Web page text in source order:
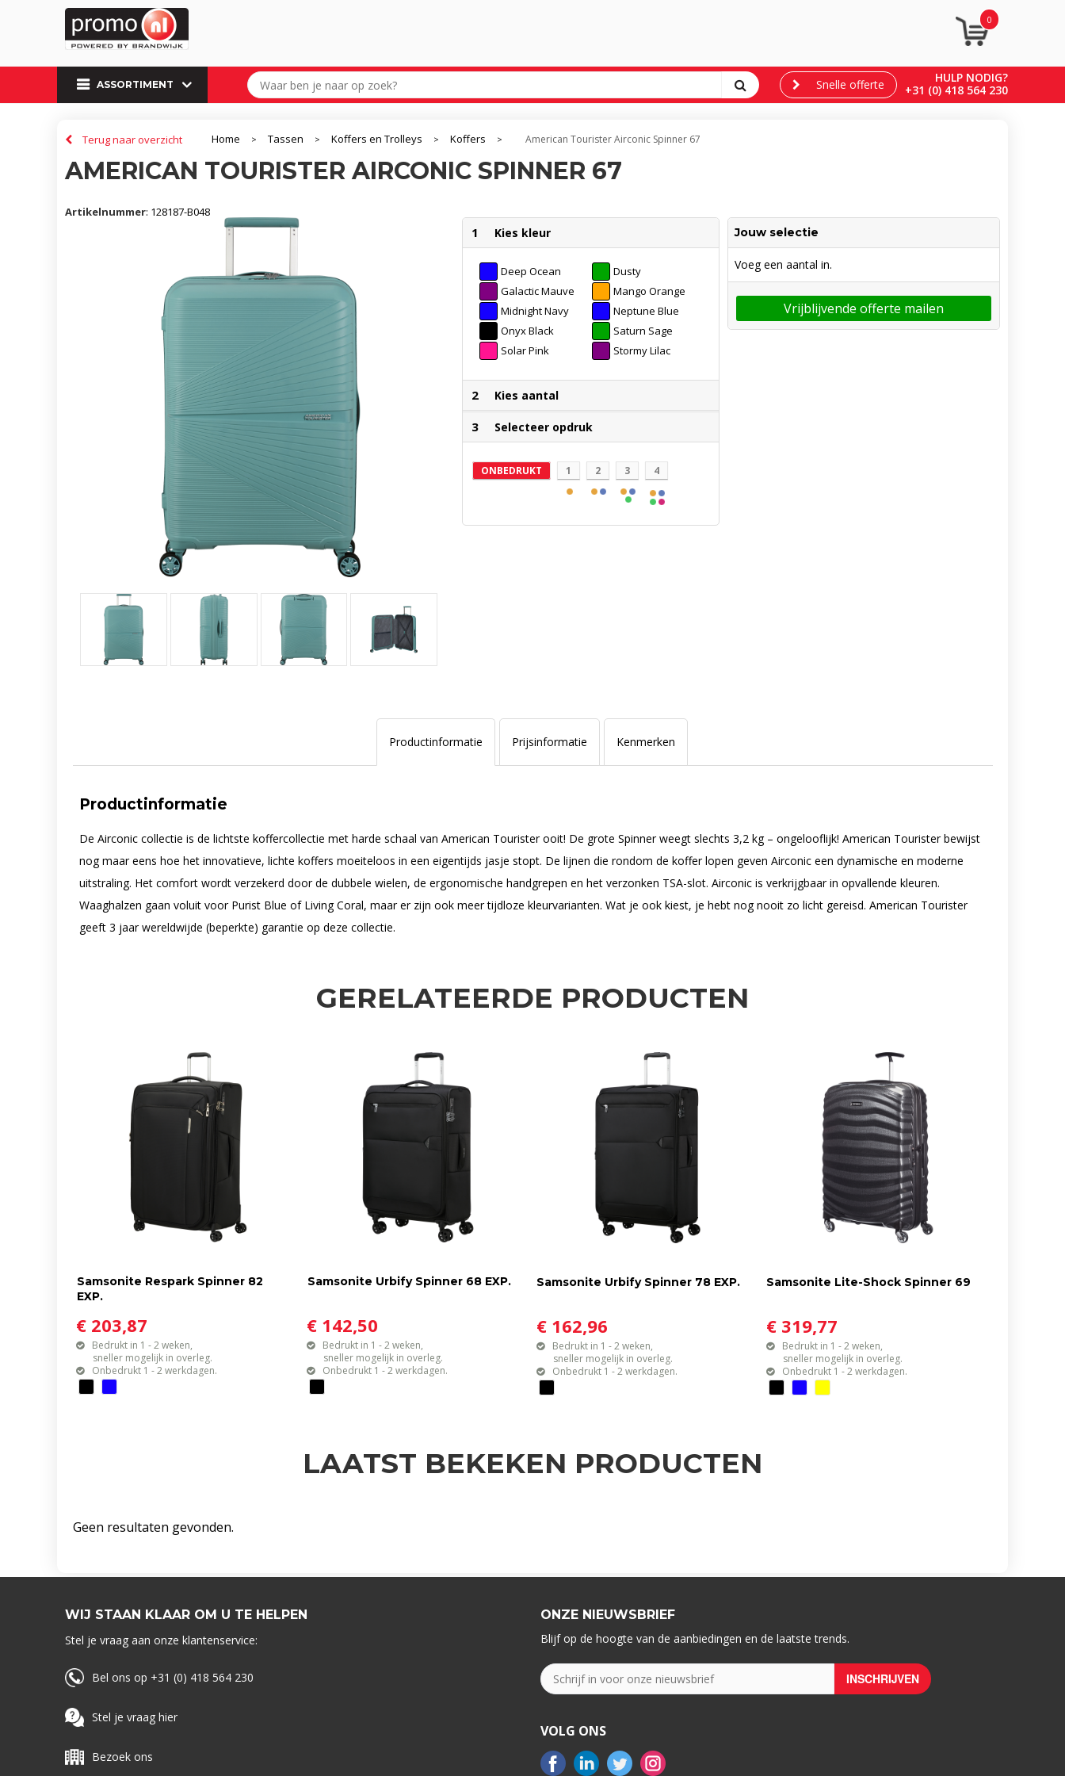
0
ASSORTIMENT
HULP NODIG?
+31 (0) 418 564 230
Snelle offerte
Terug naar overzicht Home > Tassen > Koffers en Trolleys > Koffers > American Tourister Airconic Spinner 67
AMERICAN TOURISTER AIRCONIC SPINNER 67
Artikelnummer: 128187-B048
1 Kies kleur
Deep Ocean
Dusty
Turquoise
Galactic Mauve
Mango Orange
Midnight Navy
Neptune Blue
Onyx Black
Saturn Sage
Solar Pink
Stormy Lilac
2 Kies aantal
3 Selecteer opdruk
ONBEDRUKT 1 2 3 4
Jouw selectie
Voeg een aantal in.
Vrijblijvende offerte mailen
Productinformatie Prijsinformatie Kenmerken
Productinformatie
De Airconic collectie is de lichtste koffercollectie met harde schaal van American Tourister ooit! De grote Spinner weegt slechts 3,2 kg – ongelooflijk! American Tourister bewijst
nog maar eens hoe het innovatieve, lichte koffers moeiteloos in een eigentijds jasje stopt. De lijnen die rondom de koffer lopen geven Airconic een dynamische en moderne
uitstraling. Het comfort wordt verzekerd door de dubbele wielen, de ergonomische handgrepen en het verzonken TSA-slot. Airconic is verkrijgbaar in opvallende kleuren.
Waaghalzen gaan voluit voor Purist Blue of Living Coral, maar er zijn ook meer tijdloze kleurvarianten. Wat je ook kiest, je hebt nog nooit zo licht gereisd. American Tourister
geeft 3 jaar wereldwijde (beperkte) garantie op deze collectie.
GERELATEERDE PRODUCTEN
Samsonite Respark Spinner 82
EXP.
€ 203,87
Bedrukt in 1 - 2 weken,
sneller mogelijk in overleg.
Onbedrukt 1 - 2 werkdagen.
Samsonite Urbify Spinner 68 EXP.
€ 142,50
Bedrukt in 1 - 2 weken,
sneller mogelijk in overleg.
Onbedrukt 1 - 2 werkdagen.
Samsonite Urbify Spinner 78 EXP.
€ 162,96
Bedrukt in 1 - 2 weken,
sneller mogelijk in overleg.
Onbedrukt 1 - 2 werkdagen.
Samsonite Lite-Shock Spinner 69
€ 319,77
Bedrukt in 1 - 2 weken,
sneller mogelijk in overleg.
Onbedrukt 1 - 2 werkdagen.
LAATST BEKEKEN PRODUCTEN
Geen resultaten gevonden.
WIJ STAAN KLAAR OM U TE HELPEN
Stel je vraag aan onze klantenservice:
Bel ons op +31 (0) 418 564 230
Stel je vraag hier
Bezoek ons
ONZE NIEUWSBRIEF
Blijf op de hoogte van de aanbiedingen en de laatste trends.
VOLG ONS